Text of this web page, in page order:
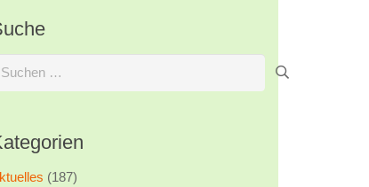
(187)